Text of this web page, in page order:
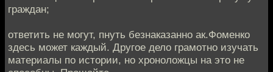
граждан;
ответить не могут, пнуть безнаказанно ак.Фоменко
здесь может каждый. Другое дело грамотно изучать
материалы по истории, но хроноложцы на это не